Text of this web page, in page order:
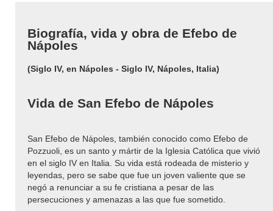
Biografía, vida y obra de Efebo de
Nápoles
(Siglo IV, en Nápoles - Siglo IV, Nápoles, Italia)
Vida de San Efebo de Nápoles
San Efebo de Nápoles, también conocido como Efebo de
Pozzuoli, es un santo y mártir de la Iglesia Católica que vivió
en el siglo IV en Italia. Su vida está rodeada de misterio y
leyendas, pero se sabe que fue un joven valiente que se
negó a renunciar a su fe cristiana a pesar de las
persecuciones y amenazas a las que fue sometido.